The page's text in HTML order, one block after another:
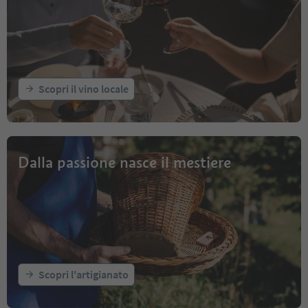
Scopri il vino locale
Dalla passione nasce il mestiere
Scopri l'artigianato